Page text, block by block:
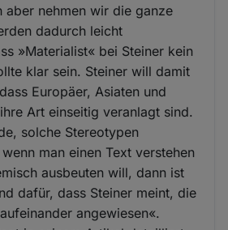
aber nehmen wir die ganze
dadurch leicht
»Materialist« bei Steiner kein
klar sein. Steiner will damit
Europäer, Asiaten und
Art einseitig veranlagt sind.
solche Stereotypen
man einen Text verstehen
ausbeuten will, dann ist
dafür, dass Steiner meint, die
angewiesen«.